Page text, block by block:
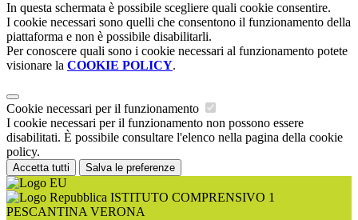
In questa schermata è possibile scegliere quali cookie consentire.
I cookie necessari sono quelli che consentono il funzionamento della
piattaforma e non è possibile disabilitarli.
Per conoscere quali sono i cookie necessari al funzionamento potete
visionare la COOKIE POLICY.
Cookie necessari per il funzionamento
I cookie necessari per il funzionamento non possono essere
disabilitati. È possibile consultare l'elenco nella pagina della cookie
policy.
Accetta tutti Salva le preferenze
ISTITUTO COMPRENSIVO 1
PESCANTINA VERONA